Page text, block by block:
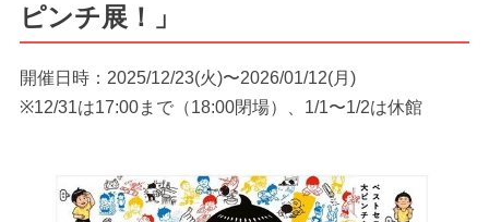
ピンチ展！」
開催日時：2025/12/23(火)〜2026/01/12(月)
※12/31は17:00まで（18:00閉場）、1/1〜1/2は休館